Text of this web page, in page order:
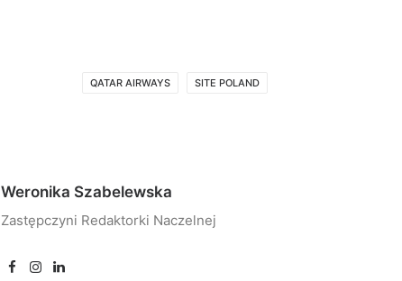
QATAR AIRWAYS SITE POLAND
Weronika Szabelewska
Zastępczyni Redaktorki Naczelnej